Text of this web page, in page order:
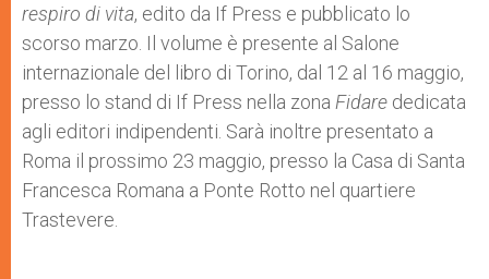
respiro di vita, edito da If Press e pubblicato lo
scorso marzo. Il volume è presente al Salone
internazionale del libro di Torino, dal 12 al 16 maggio,
presso lo stand di If Press nella zona Fidare dedicata
agli editori indipendenti. Sarà inoltre presentato a
Roma il prossimo 23 maggio, presso la Casa di Santa
Francesca Romana a Ponte Rotto nel quartiere
Trastevere.